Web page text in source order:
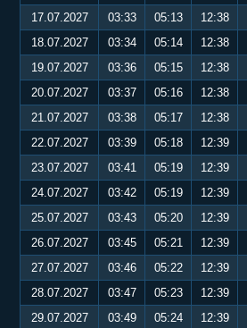
17.07.2027
03:33 05:13 12:38
18.07.2027
03:34 05:14 12:38
19.07.2027
03:36 05:15 12:38
20.07.2027
03:37 05:16 12:38
21.07.2027
03:38 05:17 12:38
22.07.2027
03:39 05:18 12:39
23.07.2027
03:41 05:19 12:39
24.07.2027
03:42 05:19 12:39
25.07.2027
03:43 05:20 12:39
26.07.2027
03:45 05:21 12:39
27.07.2027
03:46 05:22 12:39
28.07.2027
03:47 05:23 12:39
29.07.2027
03:49 05:24 12:39